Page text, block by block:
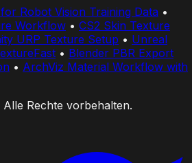
Robot Vision Training Data •
Workflow • CS2 Skin Texture
URP Texture Setup • Unreal
• Blender PBR Export
• ArchViz Material Workflow with
Rechte vorbehalten.